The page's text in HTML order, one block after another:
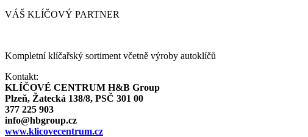
VÁŠ KLÍČOVÝ PARTNER
Kompletní klíčařský sortiment včetně výroby autoklíčů
Kontakt:
KLÍČOVÉ CENTRUM H&B Group
Plzeň, Žatecká 138/8, PSČ 301 00
377 225 903
info@hbgroup.cz
www.klicovecentrum.cz